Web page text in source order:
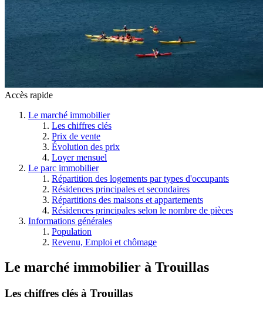
Accès rapide
Le marché immobilier
Les chiffres clés
Prix de vente
Évolution des prix
Loyer mensuel
Le parc immobilier
Répartition des logements par types d'occupants
Résidences principales et secondaires
Répartitions des maisons et appartements
Résidences principales selon le nombre de pièces
Informations générales
Population
Revenu, Emploi et chômage
Le marché immobilier à Trouillas
Les chiffres clés à Trouillas